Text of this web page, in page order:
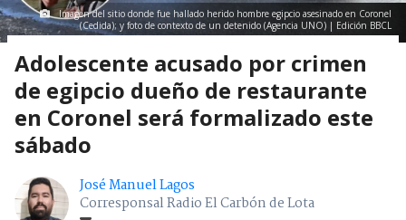
Imagen del sitio donde fue hallado herido hombre egipcio asesinado en Coronel
(Cedida); y foto de contexto de un detenido (Agencia UNO) | Edición BBCL
Adolescente acusado por crimen
de egipcio dueño de restaurante
en Coronel será formalizado este
sábado
José Manuel Lagos
Corresponsal Radio El Carbón de Lota